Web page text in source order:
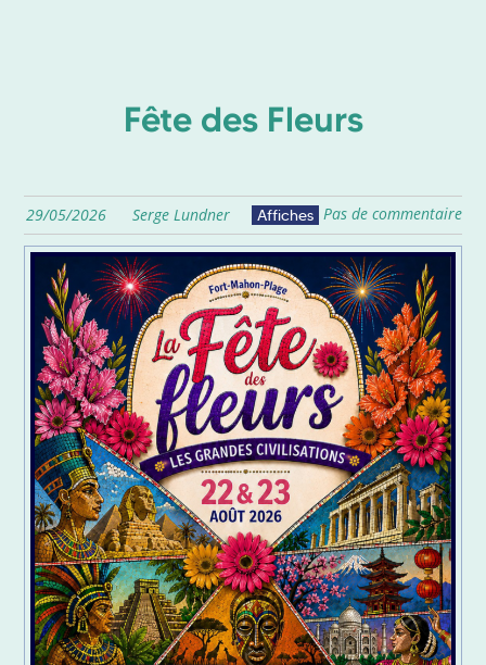
Fête des Fleurs
29/05/2026 Serge Lundner Affiches Pas de commentaire